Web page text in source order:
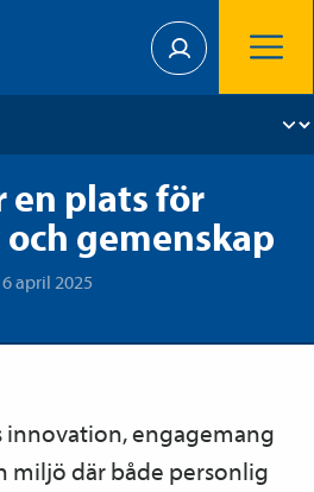
en plats för
gemenskap
6 april 2025
innovation, engagemang
miljö där både personlig